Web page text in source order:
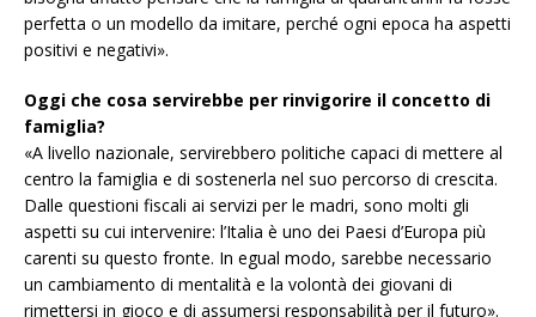
perfetta o un modello da imitare, perché ogni epoca ha aspetti
positivi e negativi».
Oggi che cosa servirebbe per rinvigorire il concetto di
famiglia?
«A livello nazionale, servirebbero politiche capaci di mettere al
centro la famiglia e di sostenerla nel suo percorso di crescita.
Dalle questioni fiscali ai servizi per le madri, sono molti gli
aspetti su cui intervenire: l’Italia è uno dei Paesi d’Europa più
carenti su questo fronte. In egual modo, sarebbe necessario
un cambiamento di mentalità e la volontà dei giovani di
rimettersi in gioco e di assumersi responsabilità per il futuro».